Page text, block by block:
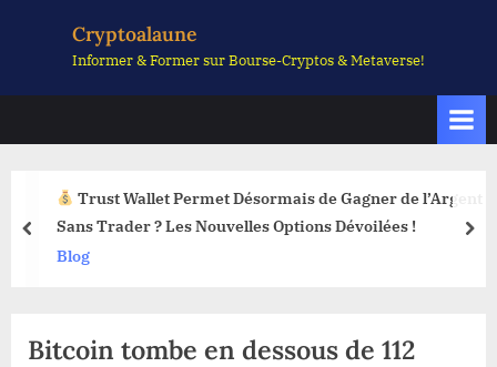
Cryptoalaune
Informer & Former sur Bourse-Cryptos & Metaverse!
Trust Wallet Permet Désormais de Gagner de l’Argent
Sans Trader ? Les Nouvelles Options Dévoilées !
Blog
prev
Bitcoin tombe en dessous de 112